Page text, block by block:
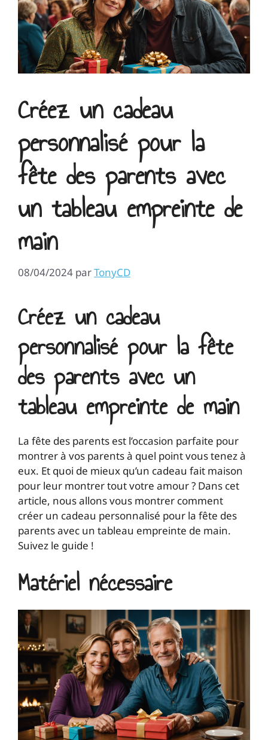
Créez un cadeau
personnalisé pour la
fête des parents avec
un tableau empreinte de
main
08/04/2024 parTonyCD
Créez un cadeau
personnalisé pour la fête
des parents avec un
tableau empreinte de main
La fête des parents est l’occasion parfaite pour
montrer à vos parents à quel point vous tenez à
eux. Et quoi de mieux qu’un cadeau fait maison
pour leur montrer tout votre amour ? Dans cet
article, nous allons vous montrer comment
créer un cadeau personnalisé pour la fête des
parents avec un tableau empreinte de main.
Suivez le guide !
Matériel nécessaire